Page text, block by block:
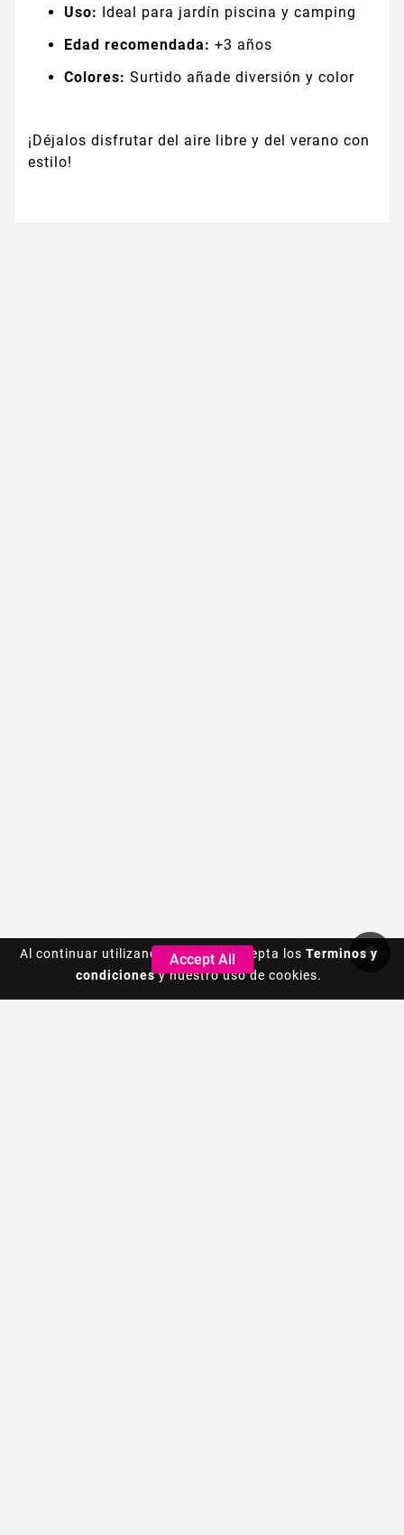
Al continuar utilizando este sitio, acepta los Terminos y
condicionesy nuestro uso de cookies.
Accept All
Al continuar utilizando este sitio, acepta los Terminos y
condicionesy nuestro uso de cookies.
Accept All
Uso: Ideal para jardín piscina y camping
Edad recomendada: +3 años
Colores: Surtido añade diversión y color
¡Déjalos disfrutar del aire libre y del verano con
estilo!